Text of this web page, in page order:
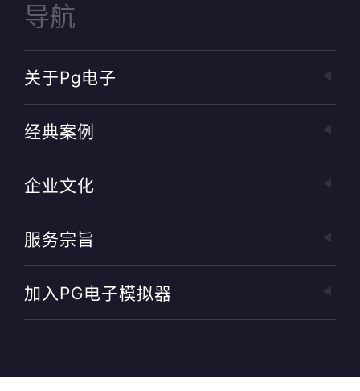
导航
关于pg电子
经典案例
企业文化
服务宗旨
加入PG电子模拟器